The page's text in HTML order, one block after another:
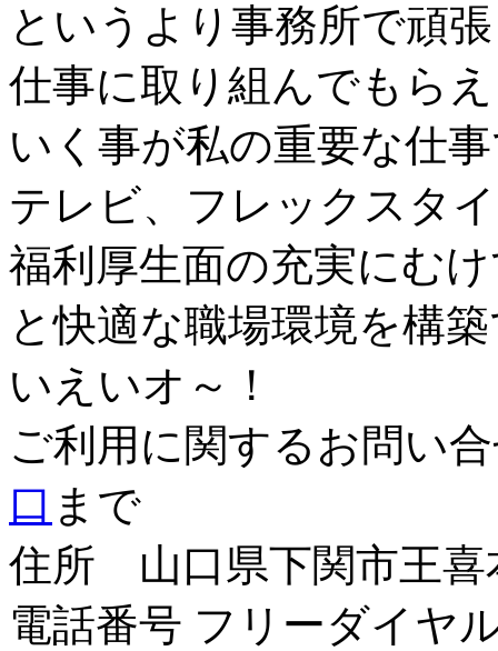
というより事務所で頑
仕事に取り組んでもら
いく事が私の重要な仕
テレビ、フレックスタ
福利厚生面の充実にむ
と快適な職場環境を構
いえいオ～！
ご利用に関するお問い
口 まで
住所 山口県下関市王喜
電話番号 フリーダイヤ